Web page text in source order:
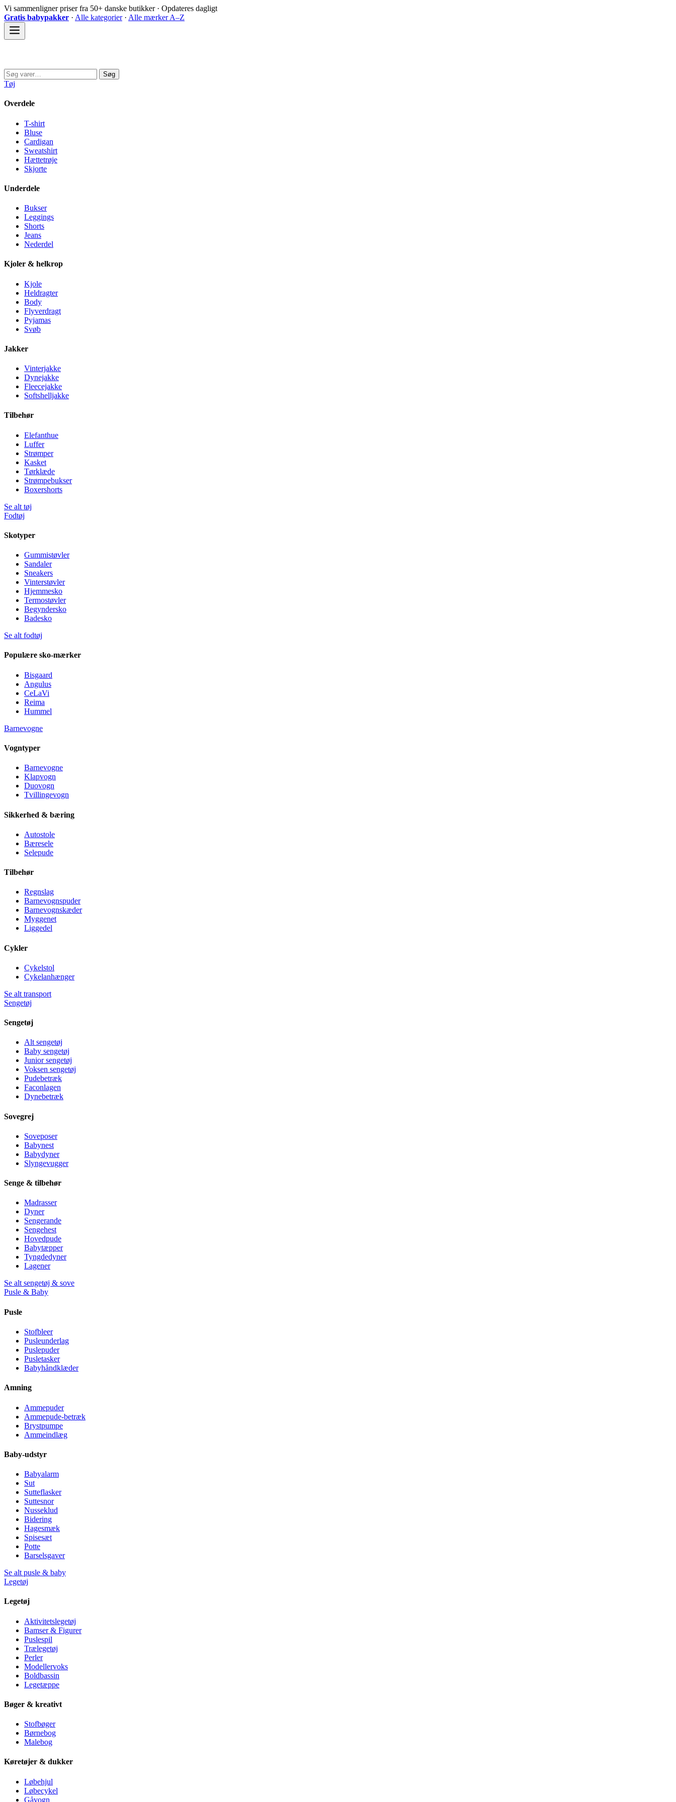
Spring
til
indhold
Vi sammenligner priser fra 50+ danske butikker · Opdateres dagligt
Gratis babypakker · Alle kategorier· Alle mærker A–Z
Søg
efter:
Søg
Tøj
Overdele
T-shirt
Bluse
Cardigan
Sweatshirt
Hættetrøje
Skjorte
Underdele
Bukser
Leggings
Shorts
Jeans
Nederdel
Kjoler & helkrop
Kjole
Heldragter
Body
Flyverdragt
Pyjamas
Svøb
Jakker
Vinterjakke
Dynejakke
Fleecejakke
Softshelljakke
Tilbehør
Elefanthue
Luffer
Strømper
Kasket
Tørklæde
Strømpebukser
Boxershorts
Se alt tøj
Fodtøj
Skotyper
Gummistøvler
Sandaler
Sneakers
Vinterstøvler
Hjemmesko
Termostøvler
Begyndersko
Badesko
Se alt fodtøj
Populære sko-mærker
Bisgaard
Angulus
CeLaVi
Reima
Hummel
Barnevogne
Vogntyper
Barnevogne
Klapvogn
Duovogn
Tvillingevogn
Sikkerhed & bæring
Autostole
Bæresele
Selepude
Tilbehør
Regnslag
Barnevognspuder
Barnevognskæder
Myggenet
Liggedel
Cykler
Cykelstol
Cykelanhænger
Se alt transport
Sengetøj
Sengetøj
Alt sengetøj
Baby sengetøj
Junior sengetøj
Voksen sengetøj
Pudebetræk
Faconlagen
Dynebetræk
Sovegrej
Soveposer
Babynest
Babydyner
Slyngevugger
Senge & tilbehør
Madrasser
Dyner
Sengerande
Sengehest
Hovedpude
Babytæpper
Tyngdedyner
Lagener
Se alt sengetøj & sove
Pusle & Baby
Pusle
Stofbleer
Pusleunderlag
Puslepuder
Pusletasker
Babyhåndklæder
Amning
Ammepuder
Ammepude-betræk
Brystpumpe
Ammeindlæg
Baby-udstyr
Babyalarm
Sut
Sutteflasker
Suttesnor
Nusseklud
Bidering
Hagesmæk
Spisesæt
Potte
Barselsgaver
Se alt pusle & baby
Legetøj
Legetøj
Aktivitetslegetøj
Bamser & Figurer
Puslespil
Trælegetøj
Perler
Modellervoks
Boldbassin
Legetæppe
Bøger & kreativt
Stofbøger
Børnebog
Malebog
Køretøjer & dukker
Løbehjul
Løbecykel
Gåvogn